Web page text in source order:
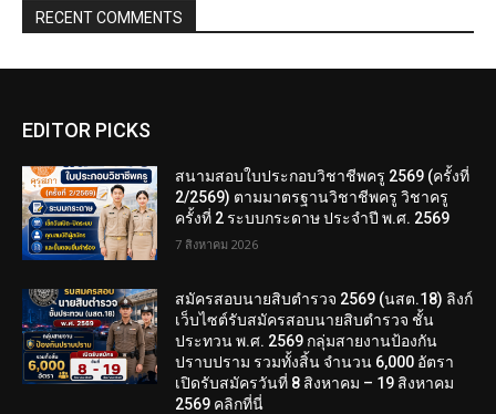
RECENT COMMENTS
EDITOR PICKS
สนามสอบใบประกอบวิชาชีพครู 2569 (ครั้งที่
2/2569) ตามมาตรฐานวิชาชีพครู วิชาครู
ครั้งที่ 2 ระบบกระดาษ ประจำปี พ.ศ. 2569
7 สิงหาคม 2026
สมัครสอบนายสิบตำรวจ 2569 (นสต.18) ลิงก์
เว็บไซต์รับสมัครสอบนายสิบตำรวจ ชั้น
ประทวน พ.ศ. 2569 กลุ่มสายงานป้องกัน
ปราบปราม รวมทั้งสิ้น จำนวน 6,000 อัตรา
เปิดรับสมัครวันที่ 8 สิงหาคม – 19 สิงหาคม
2569 คลิกที่นี่